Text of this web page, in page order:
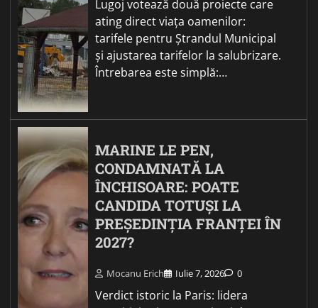
Lugoj votează două proiecte care
ating direct viața oamenilor:
tarifele pentru Ștrandul Municipal
și ajustarea tarifelor la salubrizare.
Întrebarea este simplă:…
MARINE LE PEN,
CONDAMNATĂ LA
ÎNCHISOARE: POATE
CANDIDA TOTUȘI LA
PREȘEDINȚIA FRANȚEI ÎN
2027?
Mocanu Erich Iulie 7, 2026 0
Verdict istoric la Paris: lidera